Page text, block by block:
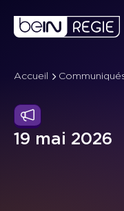
Accueil
19 mai 2026